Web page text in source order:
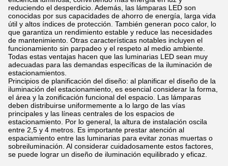
reduciendo el desperdicio. Además, las lámparas LED son
conocidas por sus capacidades de ahorro de energía, larga vida
útil y altos índices de protección. También generan poco calor, lo
que garantiza un rendimiento estable y reduce las necesidades
de mantenimiento. Otras características notables incluyen el
funcionamiento sin parpadeo y el respeto al medio ambiente.
Todas estas ventajas hacen que las luminarias LED sean muy
adecuadas para las demandas específicas de la iluminación de
estacionamientos.
Principios de planificación del diseño: al planificar el diseño de la
iluminación del estacionamiento, es esencial considerar la forma,
el área y la zonificación funcional del espacio. Las lámparas
deben distribuirse uniformemente a lo largo de las vías
principales y las líneas centrales de los espacios de
estacionamiento. Por lo general, la altura de instalación oscila
entre 2,5 y 4 metros. Es importante prestar atención al
espaciamiento entre las luminarias para evitar zonas muertas o
sobreiluminación. Al considerar cuidadosamente estos factores,
se puede lograr un diseño de iluminación equilibrado y eficaz.